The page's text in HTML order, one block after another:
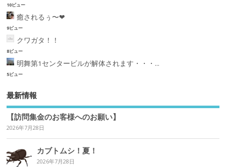
10ビュー
癒されるぅ〜❤︎
9ビュー
クワガタ！！
8ビュー
明舞第1センタービルが解体されます・・・...
5ビュー
最新情報
【訪問集金のお客様へのお願い】
2026年7月28日
カブトムシ！夏！
2026年7月28日